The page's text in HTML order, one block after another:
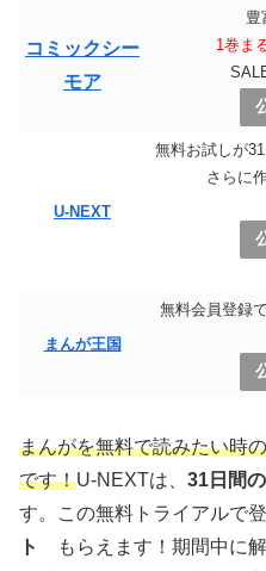
コミックシー
モア
豊
1巻ま
U-NEXT
無料お試しが
さらに
まんが王国
無料会員登録
まんがを無料で読みたい時
です！U-NEXTは、 31日間
す。この無料トライアルで登
ト
もらえます！期間中に